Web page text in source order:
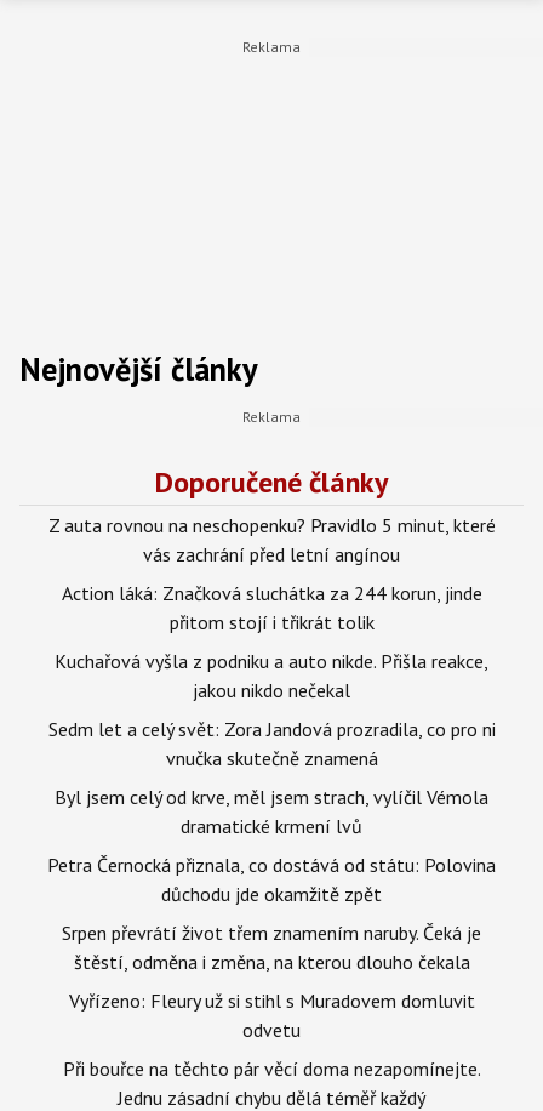
Nejnovější články
Doporučené články
Z auta rovnou na neschopenku? Pravidlo 5 minut, které
vás zachrání před letní angínou
Action láká: Značková sluchátka za 244 korun, jinde
přitom stojí i třikrát tolik
Kuchařová vyšla z podniku a auto nikde. Přišla reakce,
jakou nikdo nečekal
Sedm let a celý svět: Zora Jandová prozradila, co pro ni
vnučka skutečně znamená
Byl jsem celý od krve, měl jsem strach, vylíčil Vémola
dramatické krmení lvů
Petra Černocká přiznala, co dostává od státu: Polovina
důchodu jde okamžitě zpět
Srpen převrátí život třem znamením naruby. Čeká je
štěstí, odměna i změna, na kterou dlouho čekala
Vyřízeno: Fleury už si stihl s Muradovem domluvit
odvetu
Při bouřce na těchto pár věcí doma nezapomínejte.
Jednu zásadní chybu dělá téměř každý